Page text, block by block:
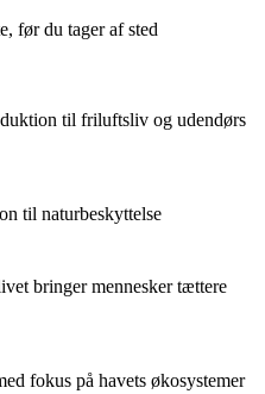
før du tager af sted
til friluftsliv og udendørs
til naturbeskyttelse
bringer mennesker tættere
fokus på havets økosystemer